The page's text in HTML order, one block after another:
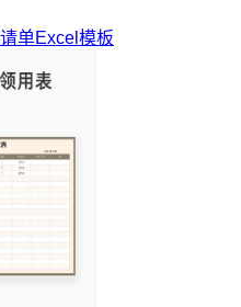
单Excel模板